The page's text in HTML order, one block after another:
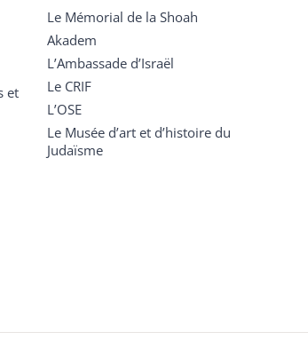
et
Le Mémorial de la Shoah
Akadem
L’Ambassade d’Israël
Le CRIF
L’OSE
Le Musée d’art et d’histoire du
Judaïsme